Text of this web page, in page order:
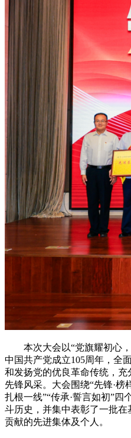
本次大会以“党旗耀初心
中国共产党成立105周年，全
和发扬党的优良革命传统，
先锋风采。大会围绕“先锋·榜
扎根一线”“传承·誓言如初”
斗历史，并集中表彰了一批
贡献的先进集体及个人。